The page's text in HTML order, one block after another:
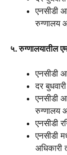
एनसीडी
रुग्णालय
५. रुग्णालयातील
एनसीडी
दर
एनसीडी
रुग्णालय
एनसीडी
एनसीडी
अधिकारी